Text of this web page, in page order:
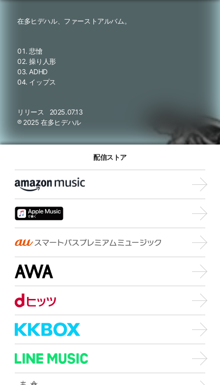
在多ヒデハル、ファーストアルバム。
悲愴
操り人形
ADHD
イップス
リリース
2025.07.13
℗ 2025 在多ヒデハル
配信ストア